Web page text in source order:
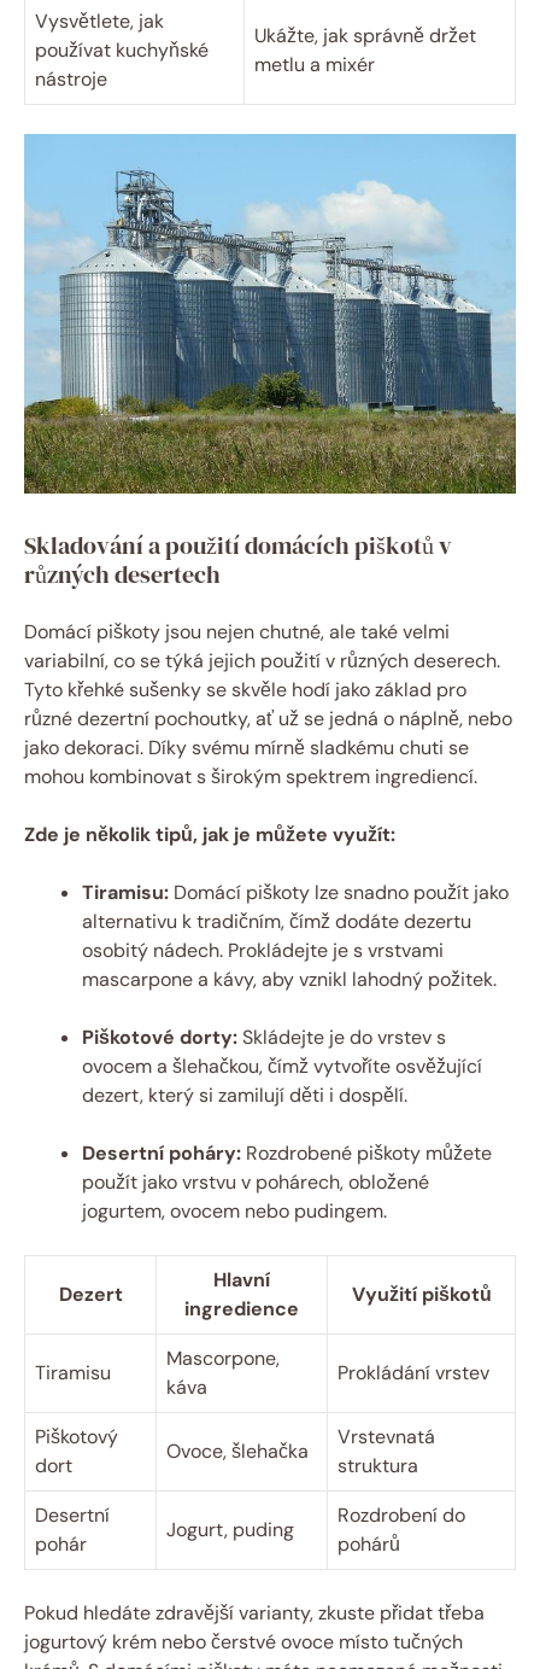
Vysvětlete, jak
používat kuchyňské
nástroje
Ukážte, jak správně držet
metlu a mixér
Skladování a použití domácích piškotů v
různých desertech
Domácí piškoty jsou nejen chutné, ale také velmi
variabilní, co se týká jejich použití v různých deserech.
Tyto křehké sušenky se skvěle hodí jako základ pro
různé dezertní pochoutky, ať už se jedná o náplně, nebo
jako dekoraci. Díky svému mírně sladkému chuti se
mohou kombinovat s širokým spektrem ingrediencí.
Zde je několik tipů, jak je můžete využít:
Tiramisu: Domácí piškoty lze snadno použít jako
alternativu k tradičním, čímž dodáte dezertu
osobitý nádech. Prokládejte je s vrstvami
mascarpone a kávy, aby vznikl lahodný požitek.
Piškotové dorty:Skládejte je do vrstev s
ovocem a šlehačkou, čímž vytvoříte osvěžující
dezert, který si zamilují děti i dospělí.
Desertní poháry: Rozdrobené piškoty můžete
použít jako vrstvu v pohárech, obložené
jogurtem, ovocem nebo pudingem.
Dezert
Hlavní
ingredience
Využití piškotů
Tiramisu
Mascorpone,
káva
Prokládání vrstev
Piškotový
dort
Ovoce, šlehačka
Vrstevnatá
struktura
Desertní
pohár
Jogurt, puding
Rozdrobení do
pohárů
Pokud hledáte zdravější varianty, zkuste přidat třeba
jogurtový krém nebo čerstvé ovoce místo tučných